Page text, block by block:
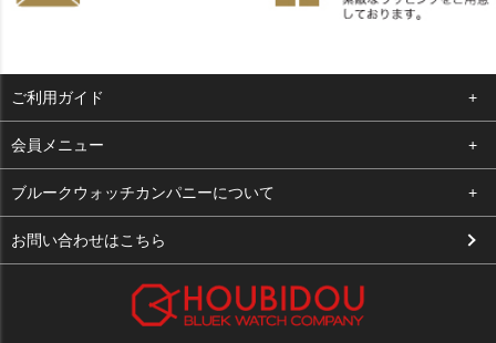
ご利用ガイド
よくある質問
支払い・送料
お客様の声
会員メニュー
ログイン
お気に入り
ブルークウォッチカンパニーについて
会社概要
お問い合わせはこちら